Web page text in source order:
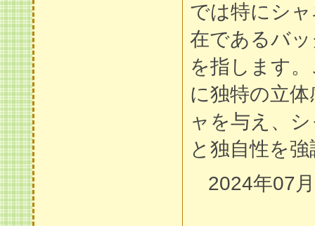
では特にシ
在であるバ
を指します
に独特の立
ャを与え、
と独自性を
2024年07